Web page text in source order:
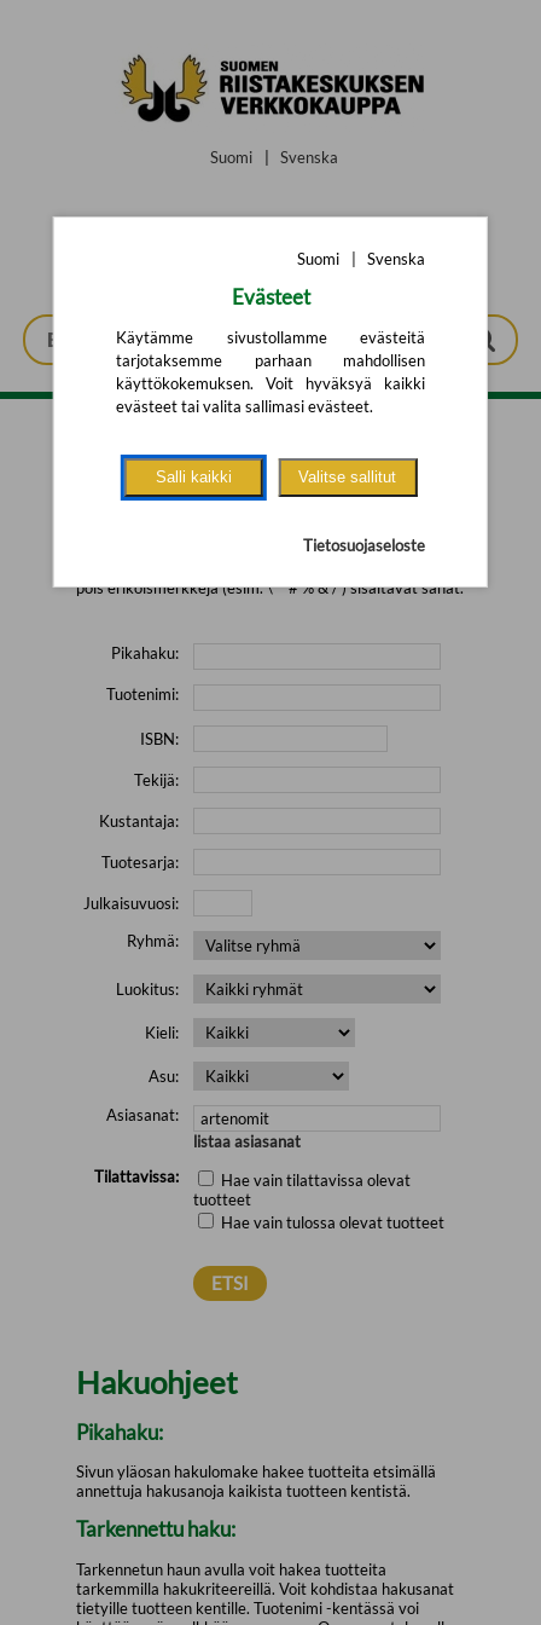
Suomi Svenska
Tarkennettu haku
pois erikoismerkkejä (esim. \' " # % & / ) sisältävät sanat.
Pikahaku:
Tuotenimi:
ISBN:
Tekijä:
Kustantaja:
Tuotesarja:
Julkaisuvuosi:
Ryhmä:
Luokitus:
Kieli:
Asu:
Asiasanat:
listaa asiasanat
Tilattavissa:
Hae vain tilattavissa olevat
tuotteet
Hae vain tulossa olevat tuotteet
Hakuohjeet
Pikahaku:
Sivun yläosan hakulomake hakee tuotteita etsimällä
annettuja hakusanoja kaikista tuotteen kentistä.
Tarkennettu haku:
Tarkennetun haun avulla voit hakea tuotteita
tarkemmilla hakukriteereillä. Voit kohdistaa hakusanat
tietyille tuotteen kentille. Tuotenimi -kentässä voi
Suomi Svenska
Evästeet
Käytämme sivustollamme evästeitä
tarjotaksemme parhaan mahdollisen
käyttökokemuksen. Voit hyväksyä kaikki
evästeet tai valita sallimasi evästeet.
Salli kaikki Valitse sallitut
Tietosuojaseloste